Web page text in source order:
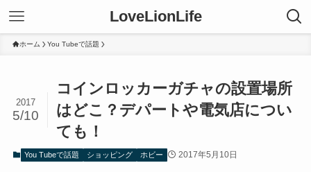
LoveLionLife
ホーム You Tubeで話題
コインロッカーガチャの設置場所
はどこ？デパートや電気店につい
ても！
2017
5/10
You Tubeで話題 ショッピング ホビー 2017年5月10日